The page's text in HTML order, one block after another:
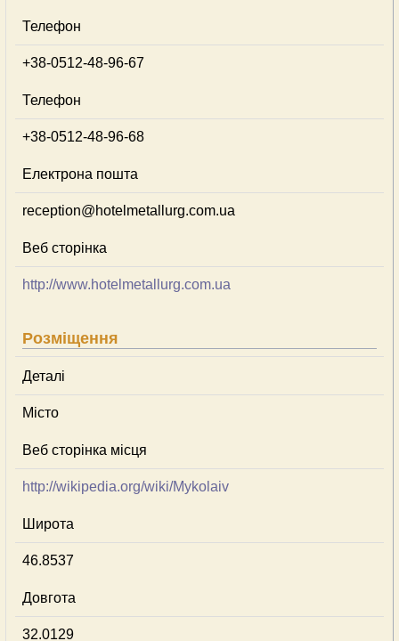
Телефон
+38-0512-48-96-67
Телефон
+38-0512-48-96-68
Електрона пошта
reception@hotelmetallurg.com.ua
Веб сторінка
http://www.hotelmetallurg.com.ua
Розміщення
Деталі
Місто
Веб сторінка місця
http://wikipedia.org/wiki/Mykolaiv
Широта
46.8537
Довгота
32.0129